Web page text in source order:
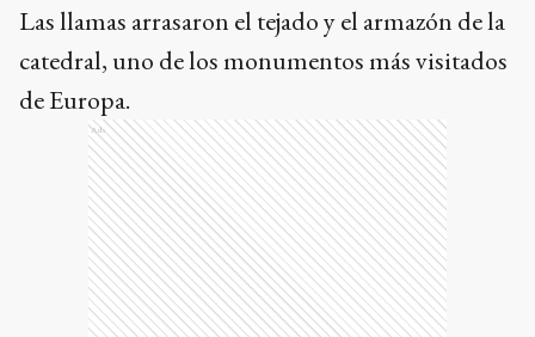
Las llamas arrasaron el tejado y el armazón de la
catedral, uno de los monumentos más visitados
de Europa.
Ads